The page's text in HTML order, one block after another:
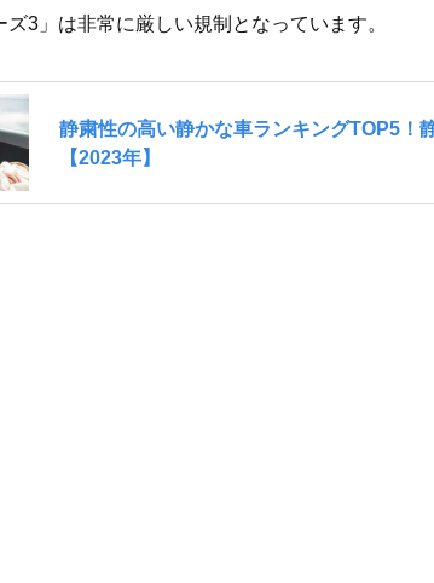
ズ3」は非常に厳しい規制となっています。